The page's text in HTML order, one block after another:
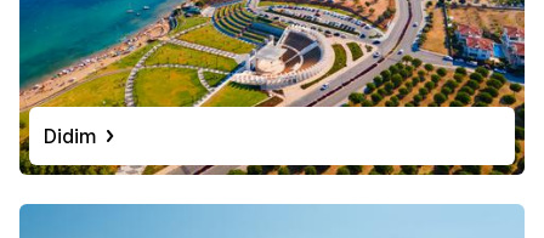
Didim